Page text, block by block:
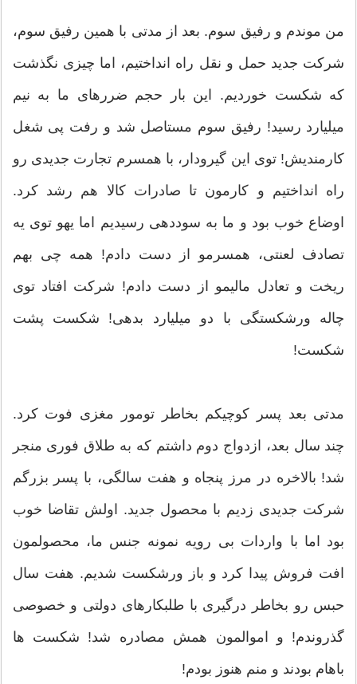
من موندم و رفیق سوم. بعد از مدتی با همین رفیق سوم،
شرکت جدید حمل و نقل راه انداختیم، اما چیزی نگذشت
که شکست خوردیم. این بار حجم ضررهای ما به نیم
میلیارد رسید! رفیق سوم مستاصل شد و رفت پی شغل
کارمندیش! توی این گیرودار، با همسرم تجارت جدیدی رو
راه انداختیم و کارمون تا صادرات کالا هم رشد کرد.
اوضاع خوب بود و ما به سوددهی رسیدیم اما یهو توی یه
تصادف لعنتی، همسرمو از دست دادم! همه چی بهم
ریخت و تعادل مالیمو از دست دادم! شرکت افتاد توی
چاله ورشکستگی با دو میلیارد بدهی! شکست پشت
شکست!
مدتی بعد پسر کوچیکم بخاطر تومور مغزی فوت کرد.
چند سال بعد، ازدواج دوم داشتم که به طلاق فوری منجر
شد! بالاخره در مرز پنجاه و هفت سالگی، با پسر بزرگم
شرکت جدیدی زدیم با محصول جدید. اولش تقاضا خوب
بود اما با واردات بی رویه نمونه جنس ما، محصولمون
افت فروش پیدا کرد و باز ورشکست شدیم. هفت سال
حبس رو بخاطر درگیری با طلبکارهای دولتی و خصوصی
گذروندم! و اموالمون همش مصادره شد! شکست ها
باهام بودند و منم هنوز بودم!